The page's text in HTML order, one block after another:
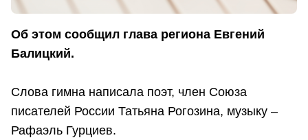
Об этом сообщил глава региона Евгений
Балицкий.
Слова гимна написала поэт, член Союза
писателей России Татьяна Рогозина, музыку –
Рафаэль Гурциев.